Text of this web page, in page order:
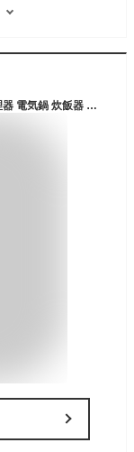
電気圧力鍋 4L 圧力鍋 電気圧力なべ 電気 自動調理器 電気鍋 炊飯器 保温機能 電気調理鍋 キッチン家電 調理家電 圧力なべ ギフト プレゼント 4.0L ブラック 3〜4人向け 8つの調理モード